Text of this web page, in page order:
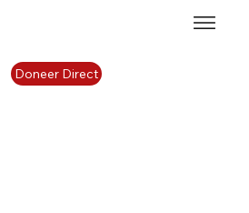
Doneer Direct